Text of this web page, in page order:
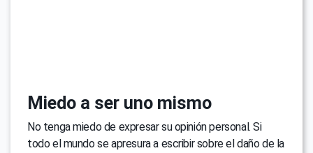
Miedo a ser uno mismo
No tenga miedo de expresar su opinión personal. Si
todo el mundo se apresura a escribir sobre el daño de la